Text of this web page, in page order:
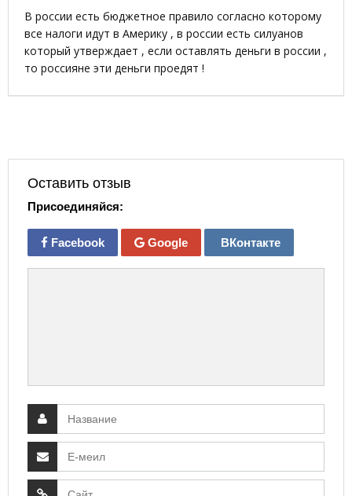
В россии есть бюджетное правило согласно которому
все налоги идут в Америку , в россии есть силуанов
который утверждает , если оставлять деньги в россии ,
то россияне эти деньги проедят !
Оставить отзыв
Присоединяйся:
Facebook Google ВКонтакте